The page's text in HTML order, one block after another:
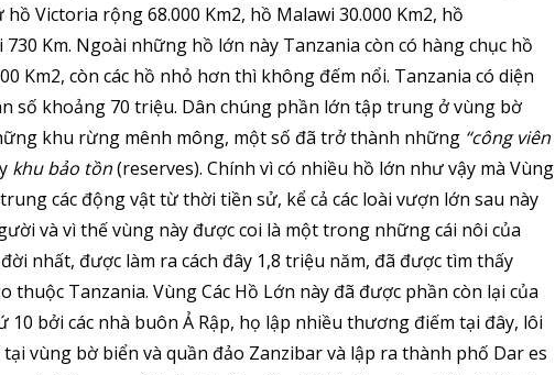
Victoria rộng 68.000 Km2, hồ Malawi 30.000 Km2, hồ
730 Km. Ngoài những hồ lớn này Tanzania còn có hàng chục hồ
Km2, còn các hồ nhỏ hơn thì không đếm nổi. Tanzania có diện
số khoảng 70 triệu. Dân chúng phần lớn tập trung ở vùng bờ
khu rừng mênh mông, một số đã trở thành những “công viên
khu bảo tồn(reserves). Chính vì có nhiều hồ lớn như vậy mà Vùng
các động vật từ thời tiền sử, kể cả các loài vượn lớn sau này
và vì thế vùng này được coi là một trong những cái nôi của
nhất, được làm ra cách đây 1,8 triệu năm, đã được tìm thấy
Tanzania. Vùng Các Hồ Lớn này đã được phần còn lại của
bởi các nhà buôn Ả Rập, họ lập nhiều thương điếm tại đây, lôi
vùng bờ biển và quần đảo Zanzibar và lập ra thành phố Dar es